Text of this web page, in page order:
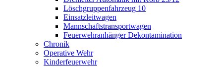
Löschgruppenfahrzeug 10
Einsatzleitwagen
Mannschaftstransportwagen
Feuerwehranhänger Dekontamination
Chronik
Operative Wehr
Kinderfeuerwehr